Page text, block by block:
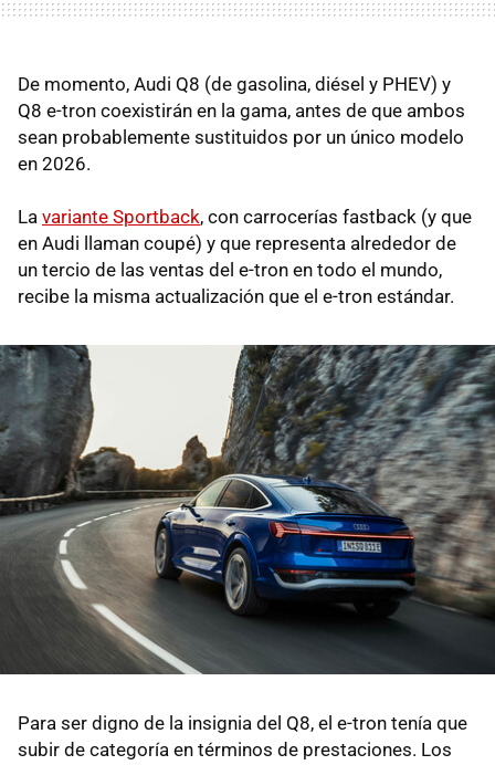
De momento, Audi Q8 (de gasolina, diésel y PHEV) y
Q8 e-tron coexistirán en la gama, antes de que ambos
sean probablemente sustituidos por un único modelo
en 2026.
La variante Sportback, con carrocerías fastback (y que
en Audi llaman coupé) y que representa alrededor de
un tercio de las ventas del e-tron en todo el mundo,
recibe la misma actualización que el e-tron estándar.
Para ser digno de la insignia del Q8, el e-tron tenía que
subir de categoría en términos de prestaciones. Los